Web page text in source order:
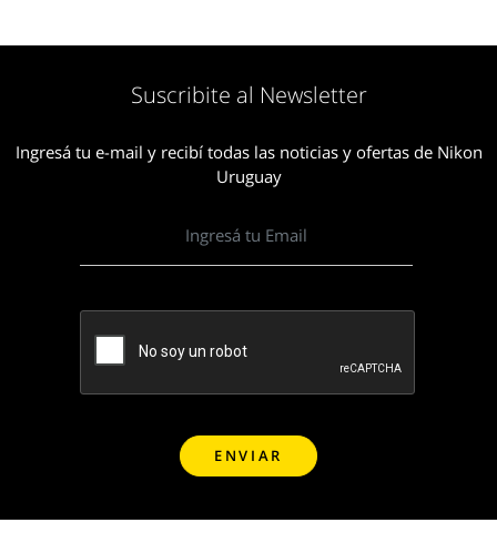
Suscribite al Newsletter
Ingresá tu e-mail y recibí todas las noticias y ofertas de Nikon
Uruguay